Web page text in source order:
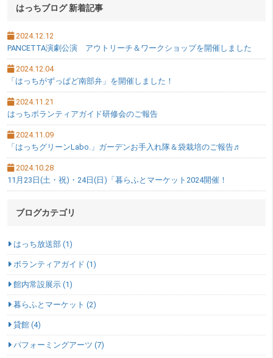
はっちブログ 新着記事
2024.12.12
PANCETTA演劇公演 アウトリーチ＆ワークショップを開催しました
2024.12.04
「はっちがずっぱど南部弁」を開催しました！
2024.11.21
はっちボランティアガイド研修会のご報告
2024.11.09
「はっちグリーンLabo.」ガーデンお手入れ隊＆袋栽培のご報告♬
2024.10.28
11月23日(土・祝)・24日(日)「暮らふとマーケット2024開催！
ブログカテゴリ
はっち放送部 (1)
ボランティアガイド (1)
館内常設展示 (1)
暮らふとマーケット (2)
貸館 (4)
パフォーミングアーツ (7)